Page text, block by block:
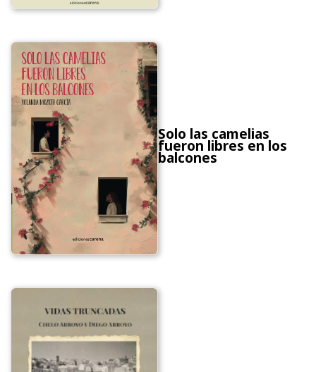
Solo las camelias
fueron libres en los
balcones